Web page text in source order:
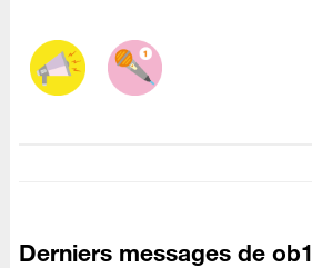
Derniers messages de ob1